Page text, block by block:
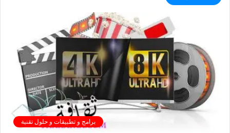
برامج و تطبيقات و حلول تقنية